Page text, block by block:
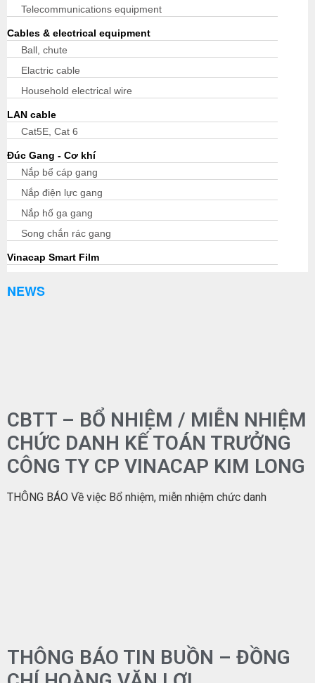
Telecommunications equipment
Cables & electrical equipment
Ball, chute
Elactric cable
Household electrical wire
LAN cable
Cat5E, Cat 6
Đúc Gang - Cơ khí
Nắp bể cáp gang
Nắp điện lực gang
Nắp hố ga gang
Song chắn rác gang
Vinacap Smart Film
NEWS
CBTT – BỔ NHIỆM / MIỄN NHIỆM
CHỨC DANH KẾ TOÁN TRƯỞNG
CÔNG TY CP VINACAP KIM LONG
THÔNG BÁO Về việc Bổ nhiệm, miễn nhiệm chức danh
THÔNG BÁO TIN BUỒN – ĐỒNG